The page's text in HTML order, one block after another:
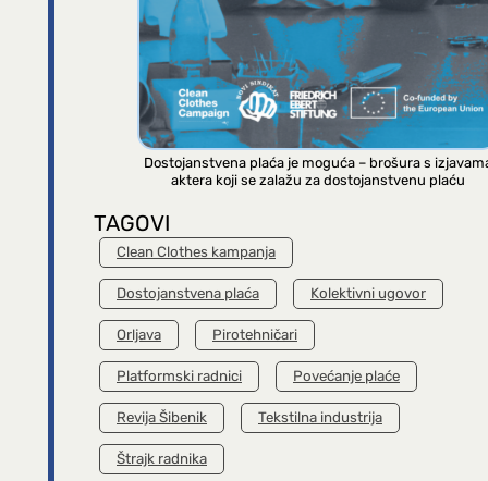
Dostojanstvena plaća je moguća – brošura s
aktera koji se zalažu za dostojanstvenu plaću
TAGOVI
Clean Clothes kampanja
Dostojanstvena plaća Kolektivni ugovor
Orljava Pirotehničari
Platformski radnici Povećanje plaće
Revija Šibenik Tekstilna industrija
Štrajk radnika